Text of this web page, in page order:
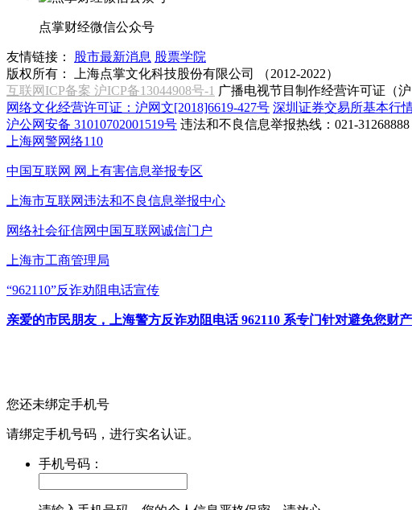
点掌财经微信公众号
友情链接： 股市最新消息 股票学院
版权所有：
上海点掌文化科技股份有限公司 （2012-2022）
互联网ICP备案 沪ICP备13044908号-1 广播电视节目制作经营许可证（
网络文化经营许可证：沪网文[2018]6619-427号 深圳证券交易所基本行
沪公网安备 31010702001519号 违法和不良信息举报热线：021-31268888
上海网警网络110
中国互联网 网上有害信息举报专区
上海市互联网违法和不良信息举报中心
网络社会征信网中国互联网诚信门户
上海市工商管理局
“962110”反诈劝阻电话宣传
亲爱的市民朋友，上海警方反诈劝阻电话 962110 系专门针对避免您财
您还未绑定手机号
请绑定手机号码，进行实名认证。
手机号码：